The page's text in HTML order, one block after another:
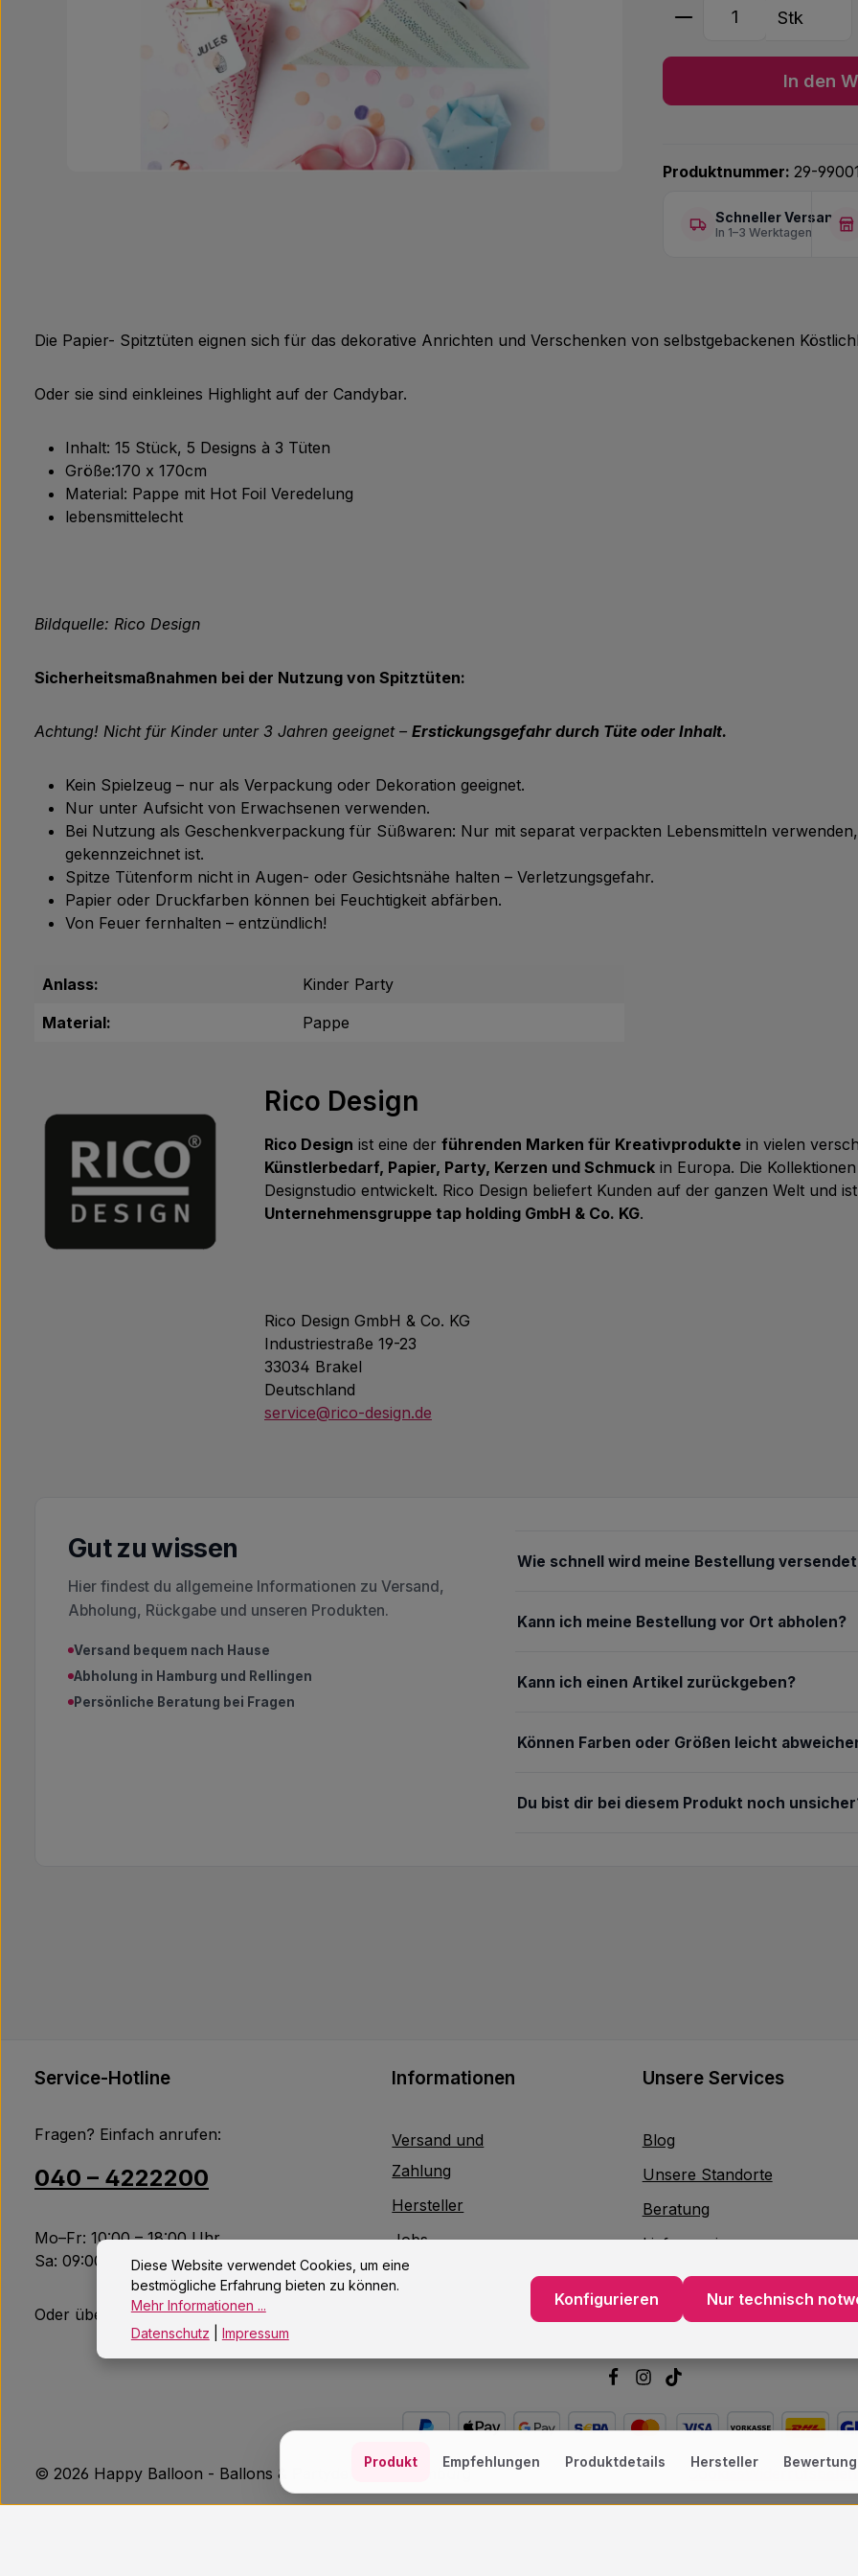
Produkt Anzahl:
Stk
In den
Produktnummer: 29-
Schneller Versand
In 1–3 Werktagen
Die Papier- Spitztüten eignen sich für das dekorative Anrichten und Verschenken von selbstgebackenen
Oder sie sind einkleines Highlight auf der Candybar.
Inhalt: 15 Stück, 5 Designs à 3 Tüten
Größe:170 x 170cm
Material: Pappe mit Hot Foil Veredelung
lebensmittelecht
Bildquelle: Rico Design
Sicherheitsmaßnahmen bei der Nutzung von Spitztüten:
Achtung! Nicht für Kinder unter 3 Jahren geeignet – Erstickungsgefahr durch Tüte oder Inhalt.
Kein Spielzeug – nur als Verpackung oder Dekoration geeignet.
Nur unter Aufsicht von Erwachsenen verwenden.
Bei Nutzung als Geschenkverpackung für Süßwaren: Nur mit separat verpackten Lebensmitteln
gekennzeichnet ist.
Spitze Tütenform nicht in Augen- oder Gesichtsnähe halten – Verletzungsgefahr.
Papier oder Druckfarben können bei Feuchtigkeit abfärben.
Von Feuer fernhalten – entzündlich!
Anlass:
Kinder Party
Material:
Pappe
Rico Design
Rico Design ist eine der führenden Marken für Kreativprodukte in vielen
Künstlerbedarf, Papier, Party, Kerzen und Schmuck in Europa. Die
Designstudio entwickelt. Rico Design beliefert Kunden auf der ganzen Welt und
Unternehmensgruppe tap holding GmbH & Co. KG.
Rico Design GmbH & Co. KG
Industriestraße 19-23
33034 Brakel
Deutschland
service@rico-design.de
Gut zu wissen
Hier findest du allgemeine Informationen zu Versand,
Abholung, Rückgabe und unseren Produkten.
Versand bequem nach Hause
Abholung in Hamburg und Rellingen
Persönliche Beratung bei Fragen
Wie schnell wird meine Bestellung
Kann ich meine Bestellung vor Ort abholen?
Kann ich einen Artikel zurückgeben?
Können Farben oder Größen leicht
Du bist dir bei diesem Produkt noch
Service-Hotline
Fragen? Einfach anrufen:
040 – 4222200
Mo–Fr: 10:00 – 18:00 Uhr
Sa: 09:00 – 14:00 Uhr
Oder über unserKontaktformular
Informationen
Versand und
Zahlung
Hersteller
Jobs
Kontakt
Unsere Services
Blog
Unsere Standorte
Beratung
Lieferservice
Verpackungsservice
Dekorationsservice
© 2026 Happy Balloon - Ballons & Partydeko aus Hamburg Cookies
Diese Website verwendet Cookies, um eine
bestmögliche Erfahrung bieten zu können.
Mehr Informationen ...
Datenschutz
Impressum
Nur technisch
Konfigurieren
Produkt Empfehlungen Produktdetails Hersteller